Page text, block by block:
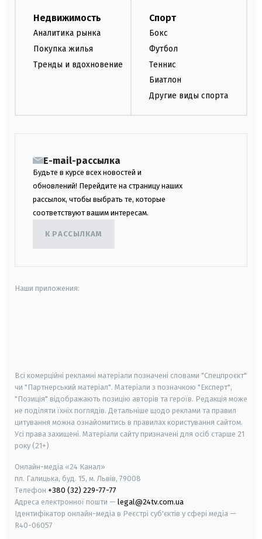
Недвижимость
Аналитика рынка
Покупка жилья
Тренды и вдохновение
Спорт
Бокс
Футбол
Теннис
Биатлон
Другие виды спорта
E-mail-рассылка
Будьте в курсе всех новостей и
обновлений! Перейдите на страницу наших
рассылок, чтобы выбрать те, которые
соответствуют вашим интересам.
К РАССЫЛКАМ
Наши приложения:
Всі комерційні рекламні матеріали позначені словами "Спецпроєкт"
чи "Партнерський матеріал". Матеріали з позначкою "Експерт",
"Позиція" відображають позицію авторів та героїв. Редакція може
не поділяти їхніх поглядів. Детальніше щодо реклами та правил
цитування можна ознайомитись в правилах користування сайтом.
Усі права захищені. Матеріали сайту призначені для осіб старше 21
року (21+)
Онлайн-медіа «24 Канал»
пл. Галицька, буд. 15, м. Львів, 79008
Телефон +380 (32) 229-77-77
Адреса електронної пошти — legal@24tv.com.ua
Ідентифікатор онлайн-медіа в Реєстрі суб'єктів у сфері медіа —
R40-06057